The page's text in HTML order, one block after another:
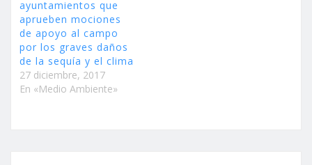
ayuntamientos que
aprueben mociones
de apoyo al campo
por los graves daños
de la sequía y el clima
27 diciembre, 2017
En «Medio Ambiente»